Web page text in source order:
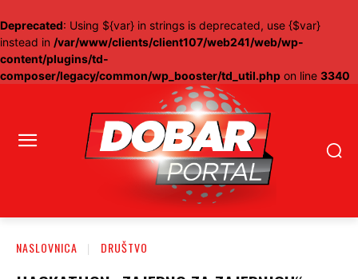
Deprecated: Using ${var} in strings is deprecated, use {$var}
instead in /var/www/clients/client107/web241/web/wp-
content/plugins/td-
composer/legacy/common/wp_booster/td_util.php on line 3340
NASLOVNICA DRUŠTVO